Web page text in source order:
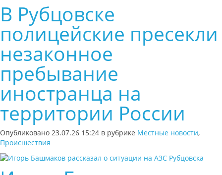
В Рубцовске
полицейские пресекли
незаконное
пребывание
иностранца на
территории России
Опубликовано 23.07.26 15:24 в рубрике Местные новости,
Происшествия